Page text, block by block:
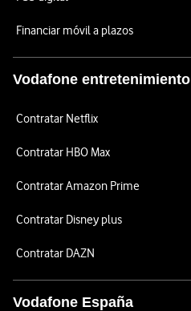
Financiar móvil a plazos
Vodafone entretenimiento
Contratar Netflix
Contratar HBO Max
Contratar Amazon Prime
Contratar Disney plus
Contratar DAZN
Vodafone España